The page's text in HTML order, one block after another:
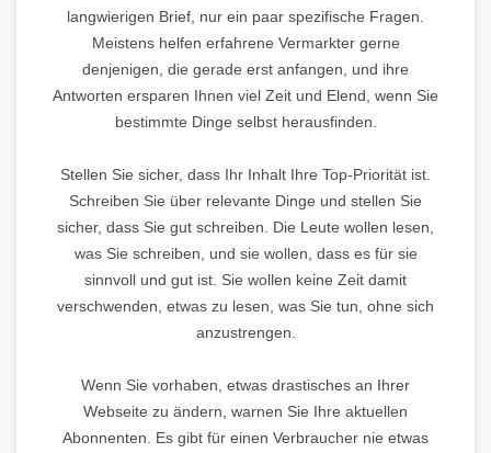
langwierigen Brief, nur ein paar spezifische Fragen.
Meistens helfen erfahrene Vermarkter gerne
denjenigen, die gerade erst anfangen, und ihre
Antworten ersparen Ihnen viel Zeit und Elend, wenn Sie
bestimmte Dinge selbst herausfinden.
Stellen Sie sicher, dass Ihr Inhalt Ihre Top-Priorität ist.
Schreiben Sie über relevante Dinge und stellen Sie
sicher, dass Sie gut schreiben. Die Leute wollen lesen,
was Sie schreiben, und sie wollen, dass es für sie
sinnvoll und gut ist. Sie wollen keine Zeit damit
verschwenden, etwas zu lesen, was Sie tun, ohne sich
anzustrengen.
Wenn Sie vorhaben, etwas drastisches an Ihrer
Webseite zu ändern, warnen Sie Ihre aktuellen
Abonnenten. Es gibt für einen Verbraucher nie etwas